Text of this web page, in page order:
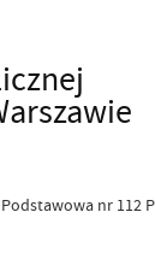
Podstawowa nr 112